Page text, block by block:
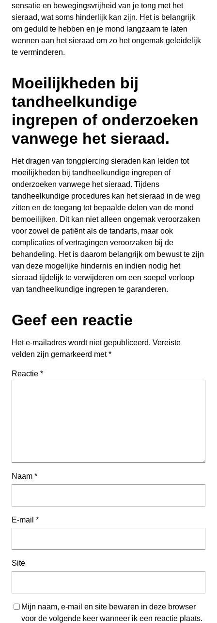
sensatie en bewegingsvrijheid van je tong met het
sieraad, wat soms hinderlijk kan zijn. Het is belangrijk
om geduld te hebben en je mond langzaam te laten
wennen aan het sieraad om zo het ongemak geleidelijk
te verminderen.
Moeilijkheden bij
tandheelkundige
ingrepen of onderzoeken
vanwege het sieraad.
Het dragen van tongpiercing sieraden kan leiden tot
moeilijkheden bij tandheelkundige ingrepen of
onderzoeken vanwege het sieraad. Tijdens
tandheelkundige procedures kan het sieraad in de weg
zitten en de toegang tot bepaalde delen van de mond
bemoeilijken. Dit kan niet alleen ongemak veroorzaken
voor zowel de patiënt als de tandarts, maar ook
complicaties of vertragingen veroorzaken bij de
behandeling. Het is daarom belangrijk om bewust te zijn
van deze mogelijke hindernis en indien nodig het
sieraad tijdelijk te verwijderen om een soepel verloop
van tandheelkundige ingrepen te garanderen.
Geef een reactie
Het e-mailadres wordt niet gepubliceerd. Vereiste
velden zijn gemarkeerd met*
Reactie *
Naam *
E-mail *
Site
Mijn naam, e-mail en site bewaren in deze browser
voor de volgende keer wanneer ik een reactie plaats.